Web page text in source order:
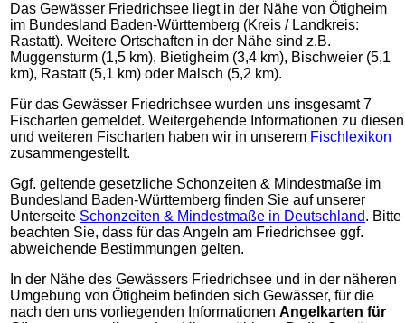
Das Gewässer Friedrichsee liegt in der Nähe von Ötigheim
im Bundesland Baden-Württemberg (Kreis / Landkreis:
Rastatt). Weitere Ortschaften in der Nähe sind z.B.
Muggensturm (1,5 km), Bietigheim (3,4 km), Bischweier (5,1
km), Rastatt (5,1 km) oder Malsch (5,2 km).
Für das Gewässer Friedrichsee wurden uns insgesamt 7
Fischarten gemeldet. Weitergehende Informationen zu diesen
und weiteren Fischarten haben wir in unserem Fischlexikon
zusammengestellt.
Ggf. geltende gesetzliche Schonzeiten & Mindestmaße im
Bundesland Baden-Württemberg finden Sie auf unserer
Unterseite Schonzeiten & Mindestmaße in Deutschland. Bitte
beachten Sie, dass für das Angeln am Friedrichsee ggf.
abweichende Bestimmungen gelten.
In der Nähe des Gewässers Friedrichsee und in der näheren
Umgebung von Ötigheim befinden sich Gewässer, für die
nach den uns vorliegenden Informationen Angelkarten für